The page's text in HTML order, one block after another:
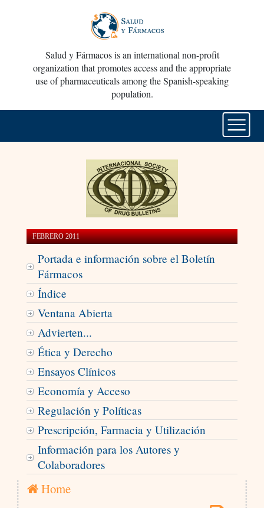
Salud y Fármacos is an international non-profit
organization that promotes access and the appropriate
use of pharmaceuticals among the Spanish-speaking
population.
FEBRERO 2011
Portada e información sobre el Boletín
Fármacos
Índice
Ventana Abierta
Advierten...
Ética y Derecho
Ensayos Clínicos
Economía y Acceso
Regulación y Políticas
Prescripción, Farmacia y Utilización
Información para los Autores y
Colaboradores
Home